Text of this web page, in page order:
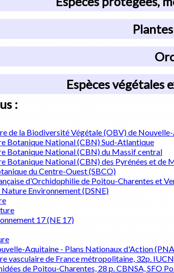
Espèces végétales
:
de la Biodiversité Végétale (OBV) de
Botanique National (CBN) Sud-Atlantique
Botanique National (CBN) du Massif central
Botanique National (CBN) des Pyrénées et de
du Centre-Ouest (SBCO)
d’Orchidophilie de Poitou-Charentes et
Environnement (DSNE)
17 (NE 17)
Aquitaine - Plans Nationaux d'Action
vasculaire de France métropolitaine, 32p.
de Poitou-Charentes, 28 p. CBNSA, SFO